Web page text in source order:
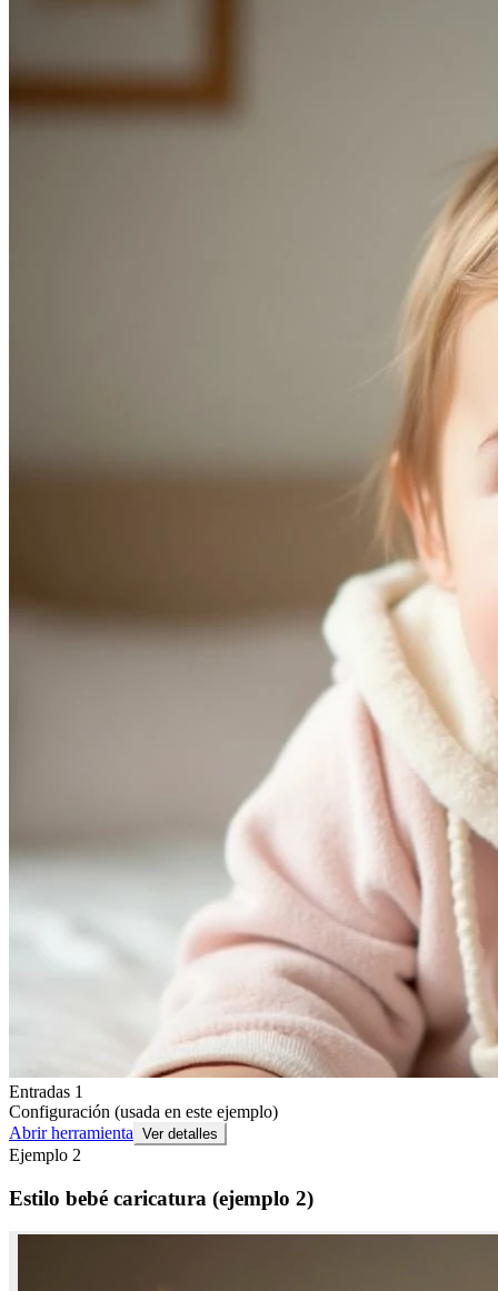
Entradas 1
Configuración (usada en este ejemplo)
Abrir herramienta Ver detalles
Ejemplo 2
Estilo bebé caricatura (ejemplo 2)